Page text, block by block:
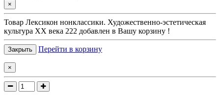
×
Товар Лексикон нонклассики. Художественно-эстетическая
культура XX века 222 добавлен в Вашу корзину !
Закрыть Перейти в корзину
×